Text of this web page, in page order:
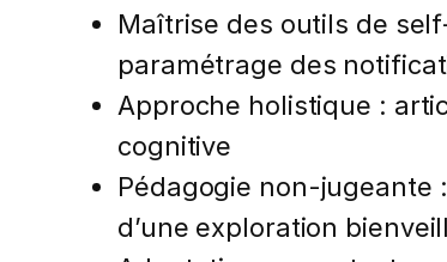
Maîtrise des outils de
paramétrage des
Approche holistique :
cognitive
Pédagogie non-jugeante
d’une exploration